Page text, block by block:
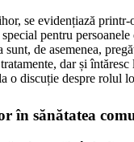
se evidențiază
pentru
de asemenea,
dar și
o discuție despre rolul
în sănătatea